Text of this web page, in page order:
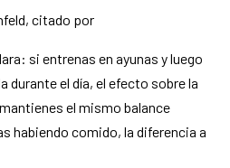
citado por
si entrenas en ayunas y luego
durante el día, el efecto sobre la
el mismo balance
habiendo comido, la diferencia a